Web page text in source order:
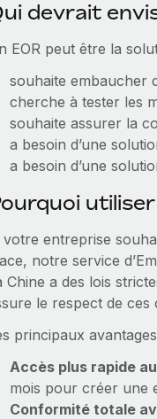
devrait
EOR peut être la
souhaite embaucher
cherche à tester les
souhaite assurer la
a besoin d’une
a besoin d’une
utiliser
votre entreprise
notre service
Chine a des lois
le respect de
principaux
Accès plus rapide
mois pour créer une
Conformité totale